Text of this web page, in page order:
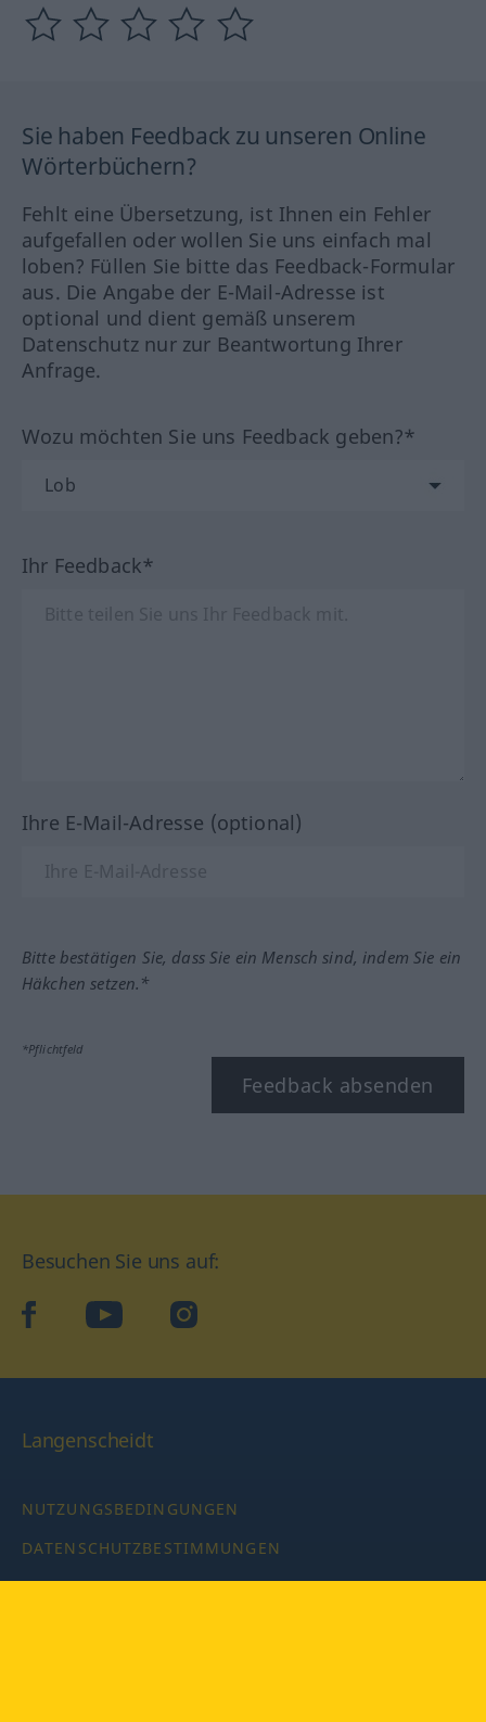
Sie haben Feedback zu unseren Online
Wörterbüchern?
Fehlt eine Übersetzung, ist Ihnen ein Fehler
aufgefallen oder wollen Sie uns einfach mal
loben? Füllen Sie bitte das Feedback-Formular
aus. Die Angabe der E-Mail-Adresse ist
optional und dient gemäß unserem
Datenschutz nur zur Beantwortung Ihrer
Anfrage.
Wozu möchten Sie uns Feedback geben?*
Ihr Feedback*
Ihre E-Mail-Adresse (optional)
Bitte bestätigen Sie, dass Sie ein Mensch sind, indem Sie ein
Häkchen setzen.*
*Pflichtfeld
Feedback absenden
Besuchen Sie uns auf:
facebookYouTube Instagram
Langenscheidt
NUTZUNGSBEDINGUNGEN
DATENSCHUTZBESTIMMUNGEN
IMPRESSUM